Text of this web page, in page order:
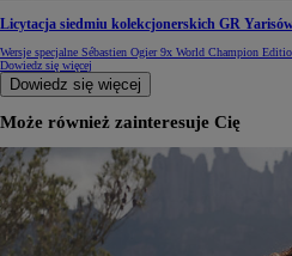
Licytacja siedmiu kolekcjonerskich GR
Wersje specjalne Sébastien Ogier 9x World Champion
Dowiedz się więcej
Dowiedz się więcej
Może również zainteresuje Cię